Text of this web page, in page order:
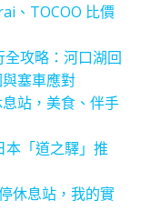
、TOCOO 比價
全攻略：河口湖回
塞車應對
站，美食、伴手
本「道之驛」推
休息站，我的實